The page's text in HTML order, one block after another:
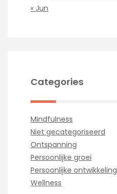
« Jun
Categories
Mindfulness
Niet gecategoriseerd
Ontspanning
Persoonlijke groei
Persoonlijke ontwikkeling
Wellness